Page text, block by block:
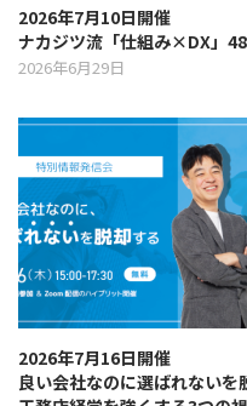
2026年7月10日開催
ナカジツ流「仕組み×DX」
2026年6月29日
2026年7月16日開催
良い会社なのに選ばれないを